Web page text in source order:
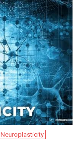
Neuroplasticity